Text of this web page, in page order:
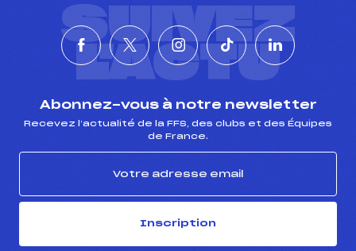
SUIVEZ
L'ACTU
Abonnez-vous à notre newsletter
Recevez l’actualité de la FFS, des clubs et des Équipes
de France.
Inscription